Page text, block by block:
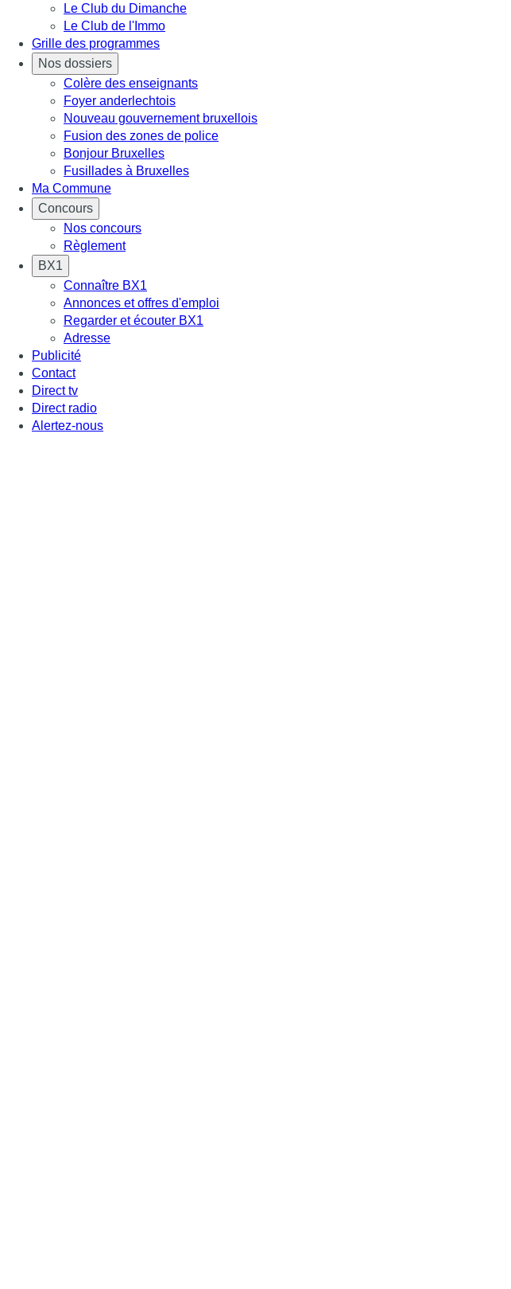
Le Club du Dimanche
Le Club de l'Immo
Grille des programmes
Nos dossiers
Colère des enseignants
Foyer anderlechtois
Nouveau gouvernement bruxellois
Fusion des zones de police
Bonjour Bruxelles
Fusillades à Bruxelles
Ma Commune
Concours
Nos concours
Règlement
BX1
Connaître BX1
Annonces et offres d'emploi
Regarder et écouter BX1
Adresse
Publicité
Contact
Direct tv
Direct radio
Alertez-nous